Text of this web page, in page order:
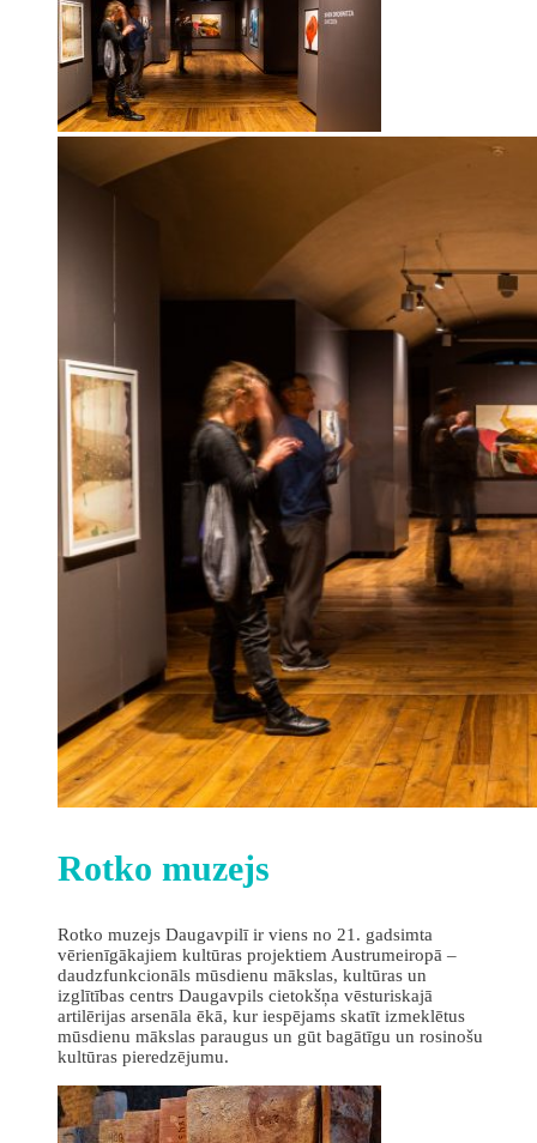
Rotko muzejs
Rotko muzejs Daugavpilī ir viens no 21. gadsimta
vērienīgākajiem kultūras projektiem Austrumeiropā –
daudzfunkcionāls mūsdienu mākslas, kultūras un
izglītības centrs Daugavpils cietokšņa vēsturiskajā
artilērijas arsenāla ēkā, kur iespējams skatīt izmeklētus
mūsdienu mākslas paraugus un gūt bagātīgu un rosinošu
kultūras pieredzējumu.